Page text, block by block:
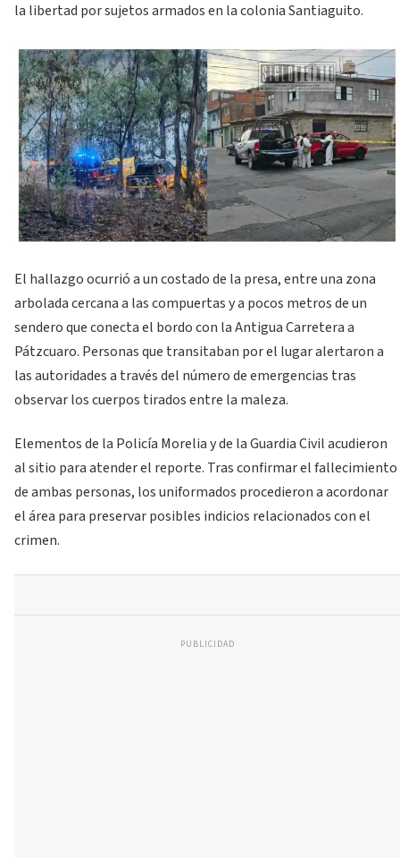
la libertad por sujetos armados en la colonia Santiaguito.
El hallazgo ocurrió a un costado de la presa, entre una zona
arbolada cercana a las compuertas y a pocos metros de un
sendero que conecta el bordo con la Antigua Carretera a
Pátzcuaro. Personas que transitaban por el lugar alertaron a
las autoridades a través del número de emergencias tras
observar los cuerpos tirados entre la maleza.
Elementos de la Policía Morelia y de la Guardia Civil acudieron
al sitio para atender el reporte. Tras confirmar el fallecimiento
de ambas personas, los uniformados procedieron a acordonar
el área para preservar posibles indicios relacionados con el
crimen.
PUBLICIDAD